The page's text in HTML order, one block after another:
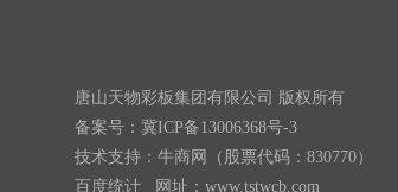
唐山天物彩板集团有限公司 版权所有
备案号： 冀ICP备13006368号-3
技术支持：牛商网（股票代码：830770）
百度统计
网址：www.tstwcb.com